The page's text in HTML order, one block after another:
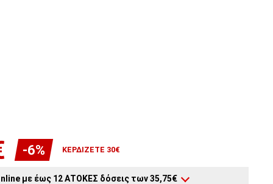
-6% ΚΕΡΔΊΖΕΤΕ 30€
με έως 12 ΑΤΟΚΕΣ δόσεις των 35,75€